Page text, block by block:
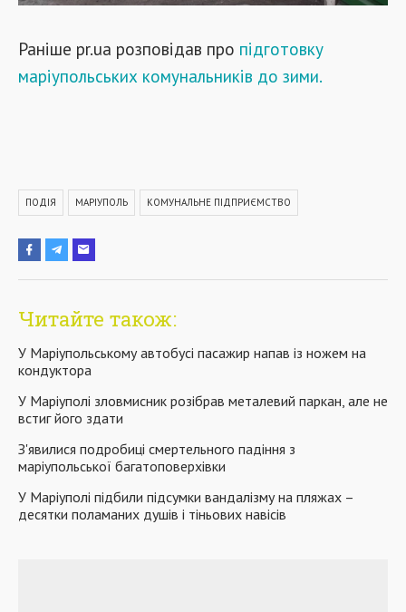
Раніше pr.ua розповідав про підготовку
маріупольських комунальників до зими.
ПОДІЯ МАРІУПОЛЬ КОМУНАЛЬНЕ ПІДПРИЄМСТВО
Читайте також:
У Маріупольському автобусі пасажир напав із ножем на
кондуктора
У Маріуполі зловмисник розібрав металевий паркан, але не
встиг його здати
З'явилися подробиці смертельного падіння з
маріупольської багатоповерхівки
У Маріуполі підбили підсумки вандалізму на пляжах –
десятки поламаних душів і тіньових навісів